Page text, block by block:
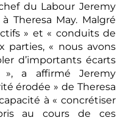
du Labour Jeremy
Theresa May. Malgré
» et « conduits de
parties, « nous avons
d’importants écarts
a affirmé Jeremy
érodée » de Theresa
à « concrétiser
au cours de ces